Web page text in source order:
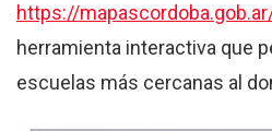
https://
herramienta interactiva que
escuelas más cercanas al